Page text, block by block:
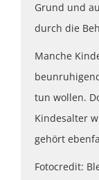
Grund und
durch die
Manche
tun wollen.
Kindesalter
gehört
Fotocredit: